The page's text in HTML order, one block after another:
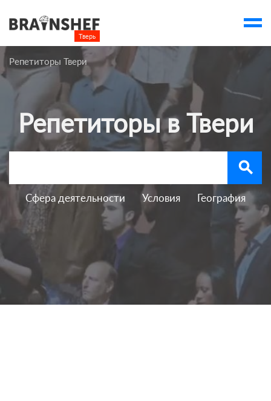
Тверь
Выбор города
Посмотреть по России
Выбор компании
Курсы Твери
Компании
Ивенты
account_box
Репетиторы Твери
Репетиторы в Твери
search
Сфера деятельности Условия География